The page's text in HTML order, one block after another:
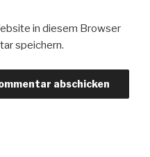
in diesem Browser
speichern.